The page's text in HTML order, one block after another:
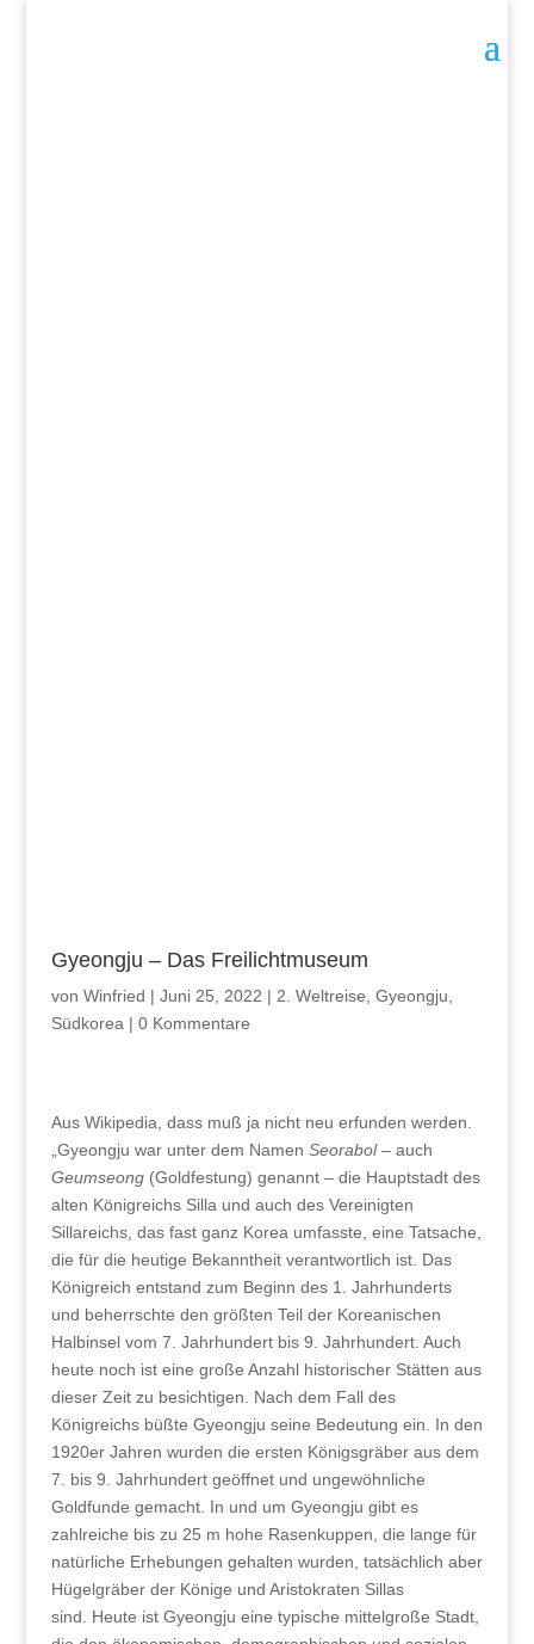
Gyeongju – Das Freilichtmuseum
von Winfried | Juni 25, 2022 | 2. Weltreise Gyeongju
Südkorea | 0 Kommentare
Aus Wikipedia, dass muß ja nicht neu erfunden werden.
„Gyeongju war unter dem Namen Seorabol– auch
Geumseong(Goldfestung) genannt – die Hauptstadt des
alten Königreichs Silla und auch des Vereinigten
Sillareichs, das fast ganz Korea umfasste, eine Tatsache,
die für die heutige Bekanntheit verantwortlich ist. Das
Königreich entstand zum Beginn des 1. Jahrhunderts
und beherrschte den größten Teil der Koreanischen
Halbinsel vom 7. Jahrhundert bis 9. Jahrhundert. Auch
heute noch ist eine große Anzahl historischer Stätten aus
dieser Zeit zu besichtigen. Nach dem Fall des
Königreichs büßte Gyeongju seine Bedeutung ein. In den
1920er Jahren wurden die ersten Königsgräber aus dem
7. bis 9. Jahrhundert geöffnet und ungewöhnliche
Goldfunde gemacht. In und um Gyeongju gibt es
zahlreiche bis zu 25 m hohe Rasenkuppen, die lange für
natürliche Erhebungen gehalten wurden, tatsächlich aber
Hügelgräber der Könige und Aristokraten Sillas
sind. Heute ist Gyeongju eine typische mittelgroße Stadt,